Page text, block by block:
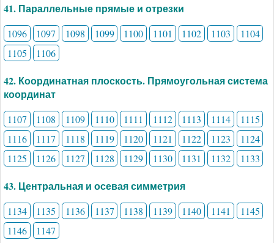
41. Параллельные прямые и отрезки
1096 1097 1098 1099 1100 1101 1102 1103
1104
1105
1106
42. Координатная плоскость. Прямоугольная система
координат
1107 1108 1109 1110 1111 1112 1113 1114
1115
1116
1117 1118 1119 1120 1121 1122 1123
1124
1125
1126 1127 1128 1129 1130 1131 1132 1133
43. Центральная и осевая симметрия
1134 1135 1136 1137 1138 1139 1140 1141
1145
1146
1147